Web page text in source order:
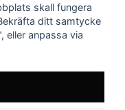
skall fungera
ditt samtycke
eller anpassa via